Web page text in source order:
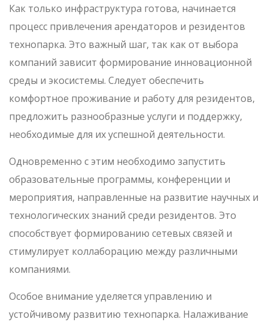
Как только инфраструктура готова, начинается
процесс привлечения арендаторов и резидентов
технопарка. Это важный шаг, так как от выбора
компаний зависит формирование инновационной
среды и экосистемы. Следует обеспечить
комфортное проживание и работу для резидентов,
предложить разнообразные услуги и поддержку,
необходимые для их успешной деятельности.
Одновременно с этим необходимо запустить
образовательные программы, конференции и
мероприятия, направленные на развитие научных и
технологических знаний среди резидентов. Это
способствует формированию сетевых связей и
стимулирует коллаборацию между различными
компаниями.
Особое внимание уделяется управлению и
устойчивому развитию технопарка. Налаживание